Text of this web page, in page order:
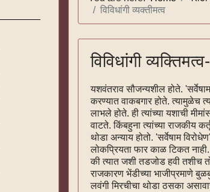
विविधांगी व्यक्तीमत्व
विविधांगी
यशवंतराव सौजन्यशील होते.
करण्यात वाकबगार होते. त्यामुळेच
लाभले होते. ही त्यांच्या यशाची
वाटते. किंबहुना त्यांच्या राजकीय
थोडा अन्याय होतो. 'सर्वेषाम
लोकप्रियता फार काळ टिकत
की त्यात जशी तडजोड हवी तशीच
राजकारण भेंडीच्या भाजीप्रमाणे
लवंगी मिरचीचा थोडा ठसका